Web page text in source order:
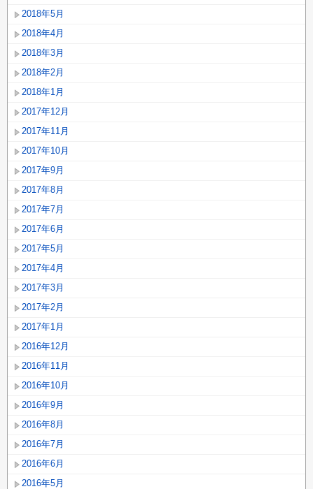
2018年5月
2018年4月
2018年3月
2018年2月
2018年1月
2017年12月
2017年11月
2017年10月
2017年9月
2017年8月
2017年7月
2017年6月
2017年5月
2017年4月
2017年3月
2017年2月
2017年1月
2016年12月
2016年11月
2016年10月
2016年9月
2016年8月
2016年7月
2016年6月
2016年5月